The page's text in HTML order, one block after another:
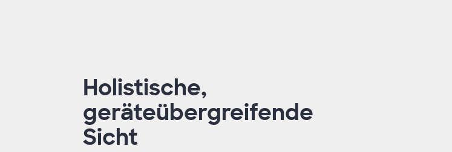
Holistische,
geräteübergreifende
Sicht